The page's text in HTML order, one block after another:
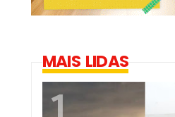
MAIS LIDAS